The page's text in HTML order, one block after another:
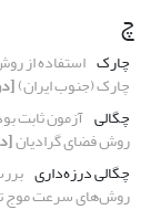
چ
چارک استفاده از
چارک (جنوب ایران)[دوره 7،
چگالی آزمون ثابت
روش فضای گرادیان[دوره
چگالی درزه‌داری
روش‌های سرعت موج